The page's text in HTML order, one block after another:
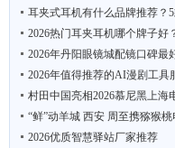
耳夹式耳机有什么品牌推荐？
2026热门耳夹耳机哪个牌子好
2026年丹阳眼镜城配镜口碑最
2026年值得推荐的AI漫剧工具
村田中国亮相2026慕尼黑上海
“鲜”动羊城 西安 周至携猕猴
2026优质智慧驿站厂家推荐